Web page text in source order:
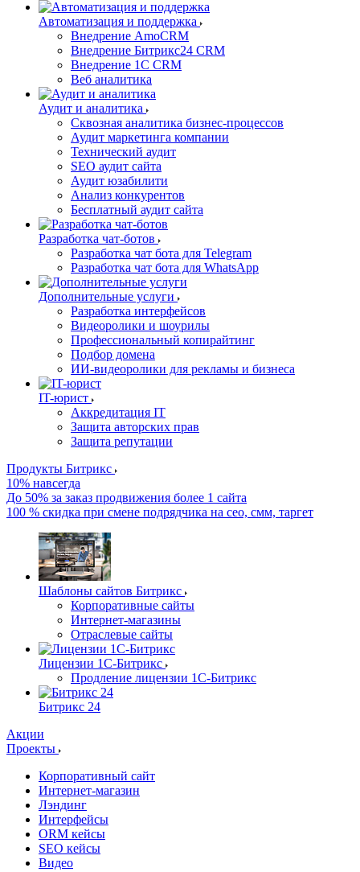
Автоматизация и поддержка
Внедрение AmoCRM
Внедрение Битрикс24 CRM
Внедрение 1C CRM
Веб аналитика
Аудит и аналитика
Сквозная аналитика бизнес-процессов
Аудит маркетинга компании
Технический аудит
SEO аудит сайта
Аудит юзабилити
Анализ конкурентов
Бесплатный аудит сайта
Разработка чат-ботов
Разработка чат бота для Telegram
Разработка чат бота для WhatsApp
Дополнительные услуги
Разработка интерфейсов
Видеоролики и шоурилы
Профессиональный копирайтинг
Подбор домена
ИИ-видеоролики для рекламы и бизнеса
IT-юрист
Аккредитация IT
Защита авторских прав
Защита репутации
Продукты Битрикс
10% навсегда
До 50% за заказ продвижения более 1 сайта
100 % скидка при смене подрядчика на сео, смм, таргет
Шаблоны сайтов Битрикс
Корпоративные сайты
Интернет-магазины
Отраслевые сайты
Лицензии 1С-Битрикс
Продление лицензии 1С-Битрикс
Битрикс 24
Акции
Проекты
Корпоративный сайт
Интернет-магазин
Лэндинг
Интерфейсы
ORM кейсы
SEO кейсы
Видео